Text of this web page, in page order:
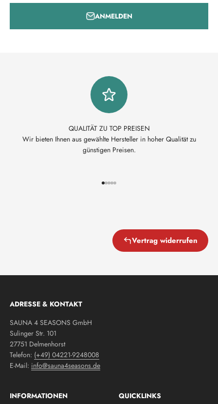
ANMELDEN
QUALITÄT ZU TOP PREISEN
Wir bieten Ihnen aus gewählte Hersteller in hoher Qualität zu
günstigen Preisen.
Gehe zu Element 1
Gehe zu Element 2
Gehe zu Element 3
Gehe zu Element 4
Gehe zu Element 5
Vertrag widerrufen
ADRESSE & KONTAKT
SAUNA 4 SEASONS GmbH
Sulinger Str. 101
27751 Delmenhorst
Telefon: (+49) 04221-9248008
E-Mail: info@sauna4seasons.de
INFORMATIONEN
QUICKLINKS